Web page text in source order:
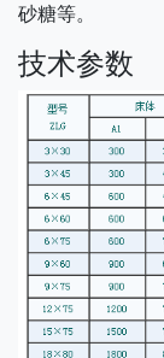
砂糖等。
技术参数